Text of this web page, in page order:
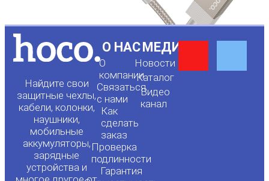
Найдите свои
защитные чехлы,
кабели, колонки,
наушники,
мобильные
аккумуляторы,
зарядные
устройства и
О НАС
О
компании
Связаться
с нами
Как
сделать
заказ
Проверка
подлинности
Гарантия
МЕДИА
Новости
Каталог
Видео
канал